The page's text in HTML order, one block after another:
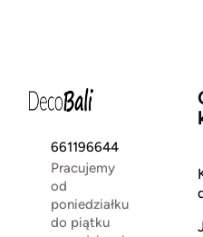
661196644
Pracujemy
od
poniedziałku
do piątku